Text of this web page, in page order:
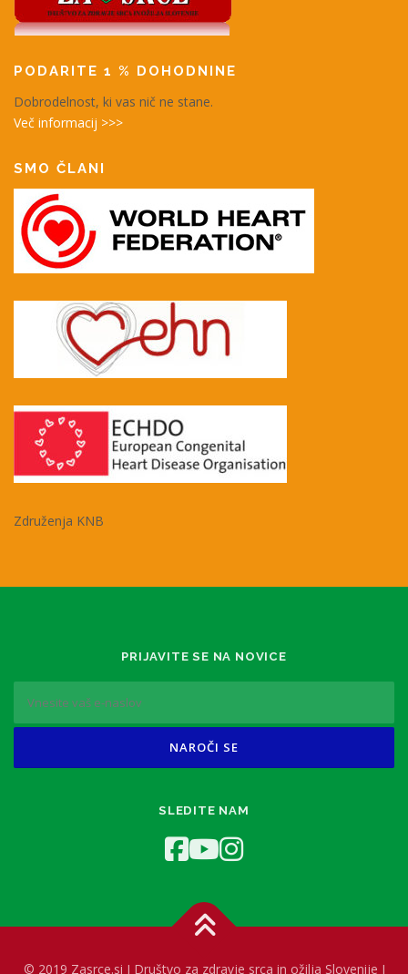
PODARITE 1 % DOHODNINE
Dobrodelnost, ki vas nič ne stane.
Več informacij >>>
SMO ČLANI
Združenja KNB
PRIJAVITE SE NA NOVICE
SLEDITE NAM
© 2019 Zasrce.si I Društvo za zdravje srca in ožilja Slovenije I